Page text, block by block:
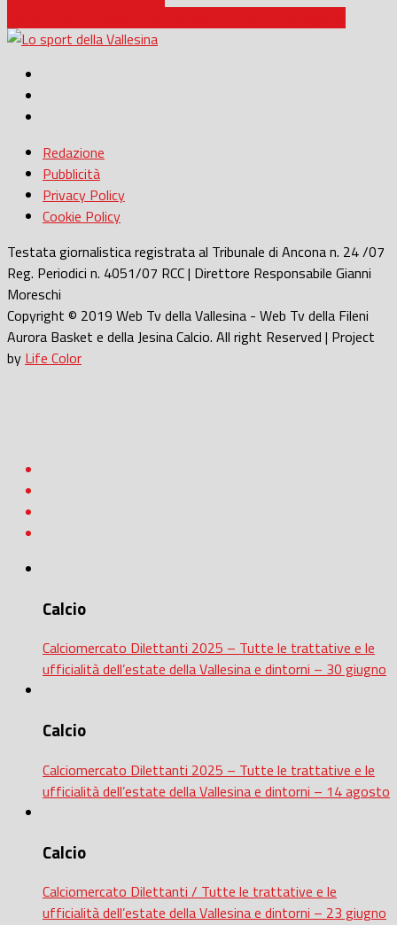
Redazione
Pubblicità
Privacy Policy
Cookie Policy
Testata giornalistica registrata al Tribunale di Ancona n. 24 /07
Reg. Periodici n. 4051/07 RCC | Direttore Responsabile Gianni
Moreschi
Copyright © 2019 Web Tv della Vallesina - Web Tv della Fileni
Aurora Basket e della Jesina Calcio. All right Reserved | Project
by Life Color
Calcio
Calciomercato Dilettanti 2025 – Tutte le trattative e le
ufficialità dell’estate della Vallesina e dintorni – 30 giugno
Calcio
Calciomercato Dilettanti 2025 – Tutte le trattative e le
ufficialità dell’estate della Vallesina e dintorni – 14 agosto
Calcio
Calciomercato Dilettanti / Tutte le trattative e le
ufficialità dell’estate della Vallesina e dintorni – 23 giugno